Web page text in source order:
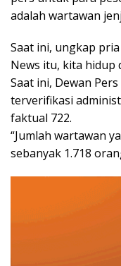
adalah wartawan
Saat ini, ungkap
News itu, kita hidup
Saat ini, Dewan
terverifikasi
faktual 722.
“Jumlah wartawan
sebanyak 1.718